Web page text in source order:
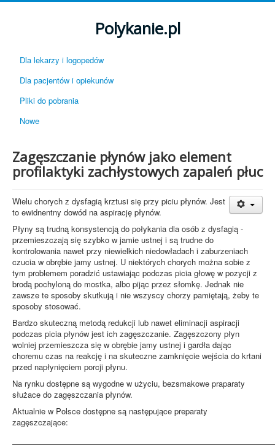
Polykanie.pl
Dla lekarzy i logopedów
Dla pacjentów i opiekunów
Pliki do pobrania
Nowe
Zagęszczanie płynów jako element
profilaktyki zachłystowych zapaleń płuc
Wielu chorych z dysfagią krztusi się przy piciu płynów. Jest
to ewidnentny dowód na aspirację płynów.
Płyny są trudną konsystencją do połykania dla osób z dysfagią -
przemieszczają się szybko w jamie ustnej i są trudne do
kontrolowania nawet przy niewielkich niedowładach i zaburzeniach
czucia w obrębie jamy ustnej. U niektórych chorych można sobie z
tym problemem poradzić ustawiając podczas picia głowę w pozycji z
brodą pochyloną do mostka, albo pijąc przez słomkę. Jednak nie
zawsze te sposoby skutkują i nie wszyscy chorzy pamiętają, żeby te
sposoby stosować.
Bardzo skuteczną metodą redukcji lub nawet eliminacji aspiracji
podczas picia płynów jest ich zagęszczanie. Zagęszczony płyn
wolniej przemieszcza się w obrębie jamy ustnej i gardła dając
choremu czas na reakcję i na skuteczne zamknięcie wejścia do krtani
przed napłynięciem porcji płynu.
Na rynku dostępne są wygodne w użyciu, bezsmakowe praparaty
służace do zagęszczania płynów.
Aktualnie w Polsce dostępne są następujące preparaty
zagęszczające: